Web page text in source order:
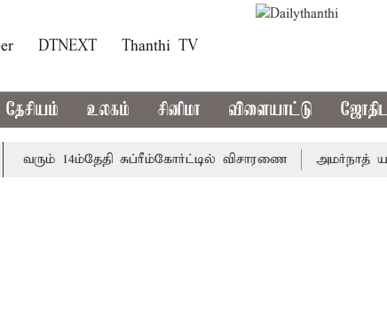
DTNEXT Thanthi TV
தேசியம் உலகம் சினிமா விளையாட்டு
14ம்தேதி சுப்ரீம்கோர்ட்டில் விசாரணை அமர்நாத்